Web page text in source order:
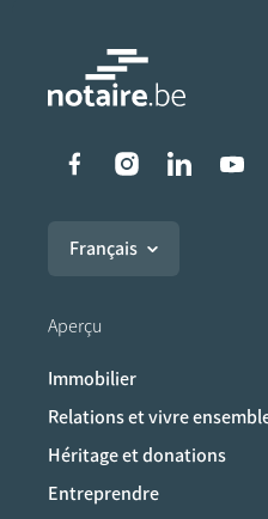
Liens vers
Français
Aperçu
Immobilier
Relations et vivre
Héritage et donations
Entreprendre